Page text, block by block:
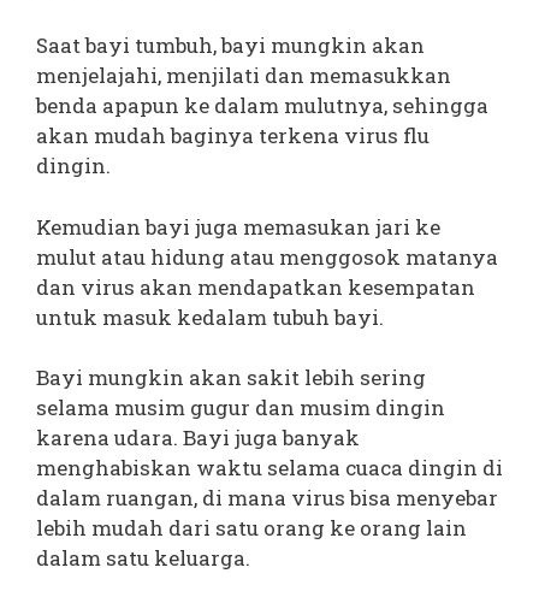
Saat bayi tumbuh, bayi mungkin akan
menjelajahi, menjilati dan memasukkan
benda apapun ke dalam mulutnya, sehingga
akan mudah baginya terkena virus flu
dingin.
Kemudian bayi juga memasukan jari ke
mulut atau hidung atau menggosok matanya
dan virus akan mendapatkan kesempatan
untuk masuk kedalam tubuh bayi.
Bayi mungkin akan sakit lebih sering
selama musim gugur dan musim dingin
karena udara. Bayi juga banyak
menghabiskan waktu selama cuaca dingin di
dalam ruangan, di mana virus bisa menyebar
lebih mudah dari satu orang ke orang lain
dalam satu keluarga.